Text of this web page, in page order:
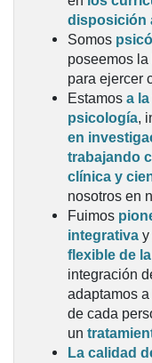
disposición
Somos
poseemos la
para ejercer
Estamos a
psicología,
en
trabajando
clínica y
nosotros en
Fuimos
integrativa y
flexible de
integración
adaptamos
de cada
un
La calidad